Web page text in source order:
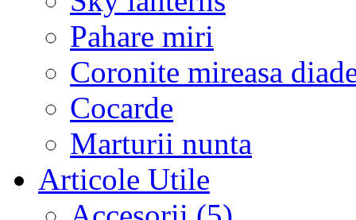
Pahare miri
Coronite mireasa
Cocarde
Marturii nunta
Articole Utile